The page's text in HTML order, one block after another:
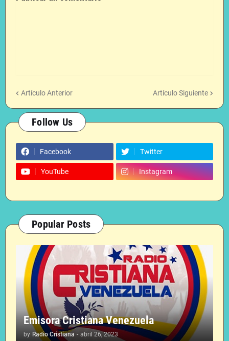
Artículo Anterior Artículo Siguiente
Follow Us
Facebook Twitter
YouTube Instagram
Popular Posts
Emisora Cristiana Venezuela
by Radio Cristiana - abril 26, 2023